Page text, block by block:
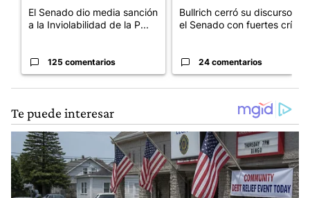
El Senado dio media sanción
a la Inviolabilidad de la P...
125 comentarios
Bullrich cerró su discurso en
el Senado con fuertes crí...
24 comentarios